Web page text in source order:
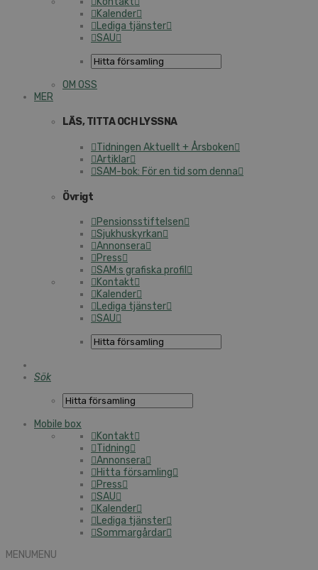
Kalender
Lediga tjänster
SAU
OM OSS
MER
LÄS, TITTA OCH LYSSNA
Tidningen Aktuellt + Årsboken
Artiklar
SAM-bok: För en tid som denna
Övrigt
Pensionsstiftelsen
Sjukhuskyrkan
Annonsera
Press
SAM:s grafiska profil
Kontakt
Kalender
Lediga tjänster
SAU
Sök
Mobile box
Kontakt
Tidning
Annonsera
Hitta församling
Press
SAU
Kalender
Lediga tjänster
Sommargårdar
MENUMENU